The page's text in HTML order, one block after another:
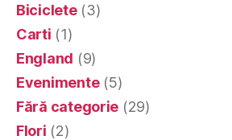
Biciclete(3)
Carti (1)
England (9)
Evenimente(5)
Fără categorie (29)
Flori (2)